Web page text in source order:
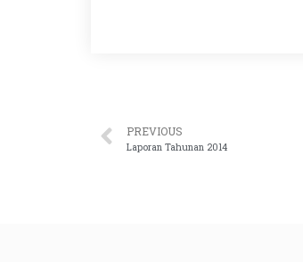
PREVIOUS
Laporan Tahunan 2014